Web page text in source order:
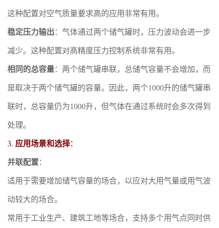
这种配置对空气质量要求高的应用非常有用。
稳定压力输出 ：气体通过两个储气罐时，压力波动会进一步
减少。这种配置对高精度压力控制系统非常有用。
相同的总容量：两个储气罐串联，总储气容量不会增加，而
是取决于两个储气罐的容量。因此，两个1000升的储气罐串
联时，总容量仍为1000升，但气体在通过系统时会多次得到
处理。
3. 应用场景和选择：
并联配置：
适用于需要增加储气容量的场合，以应对大用气量或用气波
动较大的场合。
常用于工业生产、建筑工地等场合，支持多个用气点同时供